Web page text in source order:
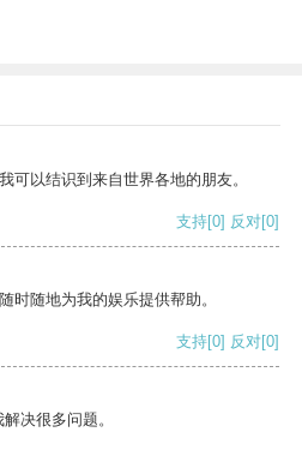
可以结识到来自世界各地的朋友。
支持[0] 反对[0]
时随地为我的娱乐提供帮助。
支持[0] 反对[0]
决很多问题。